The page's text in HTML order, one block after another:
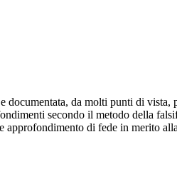
da molti punti di vista,
secondo il metodo della
approfondimento di fede in merito